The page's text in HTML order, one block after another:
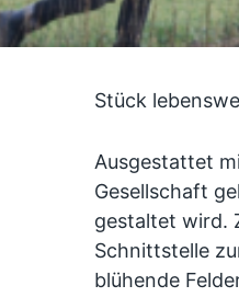
Stück
Ausgestattet
Gesellschaft
gestaltet wird.
Schnittstelle
blühende